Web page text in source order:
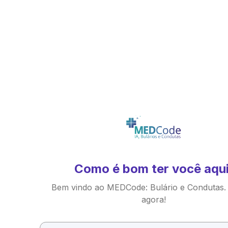
Como é bom ter você
Bem vindo ao MEDCode: Bulário e Condutas.
agora!